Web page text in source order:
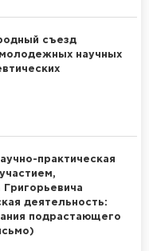
съезд
научных
практическая
деятельность:
подрастающего